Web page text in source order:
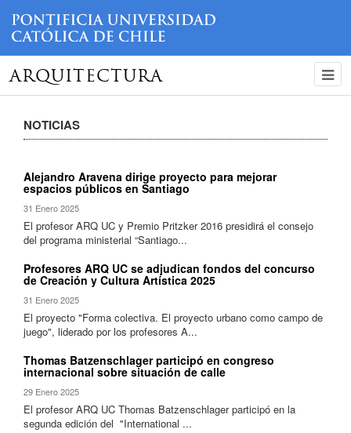
ARQUITECTURA
NOTICIAS
Alejandro Aravena dirige proyecto para mejorar
espacios públicos en Santiago
31 Enero 2025
El profesor ARQ UC y Premio Pritzker 2016 presidirá el consejo
del programa ministerial “Santiago...
Profesores ARQ UC se adjudican fondos del concurso
de Creación y Cultura Artística 2025
31 Enero 2025
El proyecto "Forma colectiva. El proyecto urbano como campo de
juego", liderado por los profesores A...
Thomas Batzenschlager participó en congreso
internacional sobre situación de calle
29 Enero 2025
El profesor ARQ UC Thomas Batzenschlager participó en la
segunda edición del "International ...